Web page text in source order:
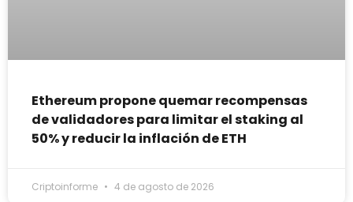
Ethereum propone quemar recompensas
de validadores para limitar el staking al
50% y reducir la inflación de ETH
Criptoinforme 4 de agosto de 2026